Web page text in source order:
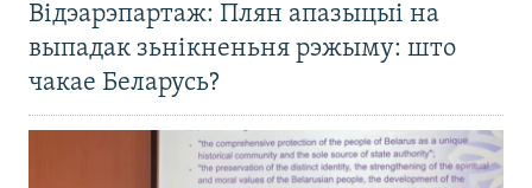
Відэарэпартаж: Плян апазыцыі на
выпадак зьнікненьня рэжыму: што
чакае Беларусь?